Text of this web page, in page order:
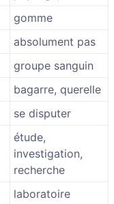
gomme
absolument pas
groupe sanguin
bagarre, querelle
se disputer
étude,
investigation,
recherche
laboratoire